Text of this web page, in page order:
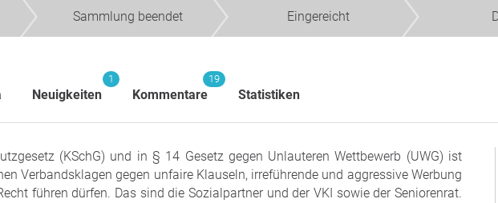
Sammlung beendet Eingereicht
Neuigkeiten
1
Kommentare
19
Statistiken
(KSchG) und in § 14 Gesetz gegen Unlauteren Wettbewerb (UWG) ist
Verbandsklagen gegen unfaire Klauseln, irreführende und aggressive Werbung
führen dürfen. Das sind die Sozialpartner und der VKI sowie der Seniorenrat.